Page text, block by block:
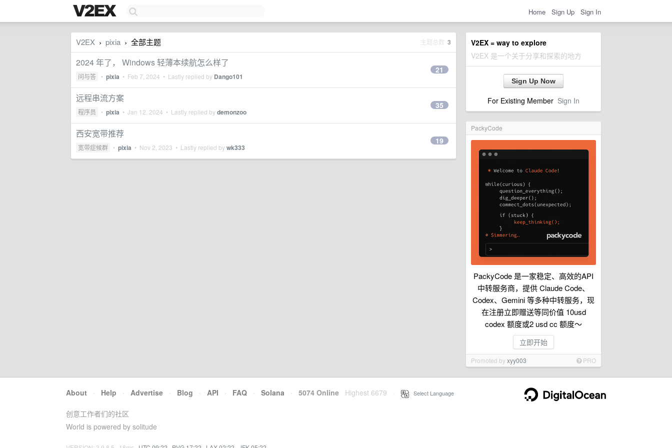
Home Sign Up Sign In
V2EX = way to explore
V2EX 是一个关于分享和探索的地方
Sign Up Now
For Existing Member Sign In
PackyCode
PackyCode 是一家稳定、高效的API
中转服务商，提供 Claude Code、
Codex、Gemini 等多种中转服务，现
在注册立即赠送等同价值 10usd
codex 额度或2 usd cc 额度～
立即开始
Promoted byxyy003 PRO
V2EX › pixia › 全部主题 主题总数 3
2024 年了， Windows 轻薄本续航怎么样了
问与答 • pixia • Feb 7, 2024 • Lastly replied by Dango101
21
远程串流方案
程序员 • pixia • Jan 12, 2024 • Lastly replied bydemonzoo
35
西安宽带推荐
宽带症候群 • pixia • Nov 2, 2023 • Lastly replied bywk333
19
About · Help · Advertise · Blog · API · FAQ · Solana · 5074 Online Highest 6679 Select Language
创意工作者们的社区
World is powered by solitude